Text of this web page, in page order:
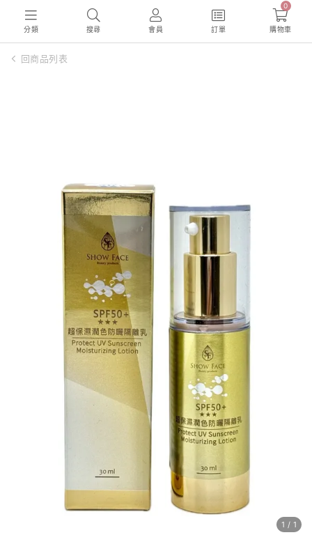
分類 搜尋 會員 訂單
0
購物車
回商品列表
1 / 1